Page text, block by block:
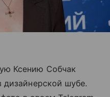
Ксению Собчак
дизайнерской шубе.